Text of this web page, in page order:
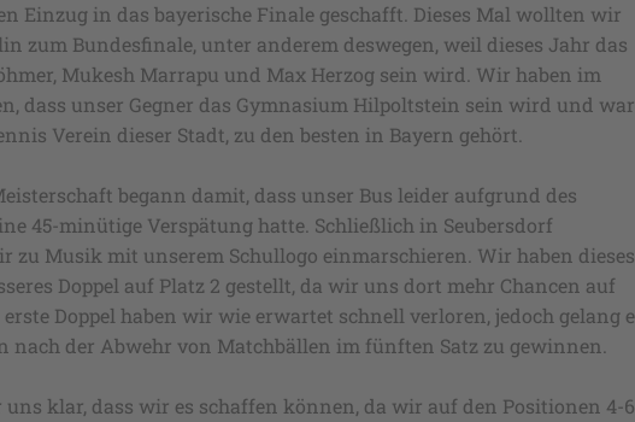
Einzug in das bayerische Finale geschafft. Dieses Mal wollten wir
zum Bundesfinale, unter anderem deswegen, weil dieses Jahr das
Mukesh Marrapu und Max Herzog sein wird. Wir haben im
dass unser Gegner das Gymnasium Hilpoltstein sein wird und
Verein dieser Stadt, zu den besten in Bayern gehört.
begann damit, dass unser Bus leider aufgrund des
45-minütige Verspätung hatte. Schließlich in Seubersdorf
zu Musik mit unserem Schullogo einmarschieren. Wir haben dieses
Doppel auf Platz 2 gestellt, da wir uns dort mehr Chancen auf
Doppel haben wir wie erwartet schnell verloren, jedoch gelang
nach der Abwehr von Matchbällen im fünften Satz zu gewinnen.
klar, dass wir es schaffen können, da wir auf den Positionen 4-6